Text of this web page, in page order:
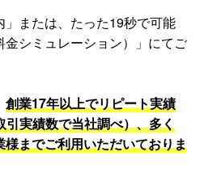
」または、たった19秒で可能
シミュレーション）」にてご
創業17年以上でリピート実績
実績数で当社調べ）、多く
までご利用いただいておりま